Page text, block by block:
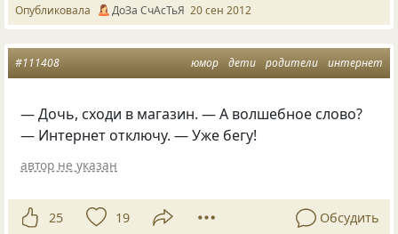
Опубликовала ДоЗа СчАсТьЯ 20 сен 2012
юмор дети родители интернет
#111408
— Дочь, сходи в магазин. — А волшебное слово?
— Интернет отключу. — Уже бегу!
автор не указан
25 19 Обсудить